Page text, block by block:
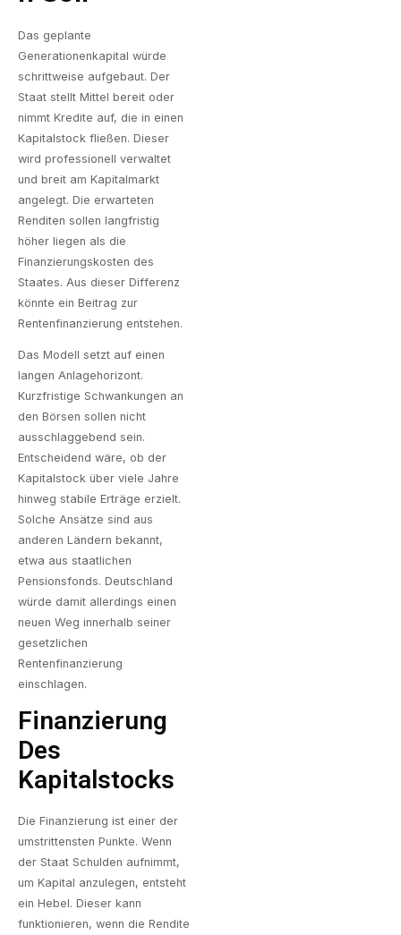
Das geplante
Generationenkapital würde
schrittweise aufgebaut. Der
Staat stellt Mittel bereit oder
nimmt Kredite auf, die in einen
Kapitalstock fließen. Dieser
wird professionell verwaltet
und breit am Kapitalmarkt
angelegt. Die erwarteten
Renditen sollen langfristig
höher liegen als die
Finanzierungskosten des
Staates. Aus dieser Differenz
könnte ein Beitrag zur
Rentenfinanzierung entstehen.
Das Modell setzt auf einen
langen Anlagehorizont.
Kurzfristige Schwankungen an
den Börsen sollen nicht
ausschlaggebend sein.
Entscheidend wäre, ob der
Kapitalstock über viele Jahre
hinweg stabile Erträge erzielt.
Solche Ansätze sind aus
anderen Ländern bekannt,
etwa aus staatlichen
Pensionsfonds. Deutschland
würde damit allerdings einen
neuen Weg innerhalb seiner
gesetzlichen
Rentenfinanzierung
einschlagen.
Finanzierung
Des
Kapitalstocks
Die Finanzierung ist einer der
umstrittensten Punkte. Wenn
der Staat Schulden aufnimmt,
um Kapital anzulegen, entsteht
ein Hebel. Dieser kann
funktionieren, wenn die Rendite